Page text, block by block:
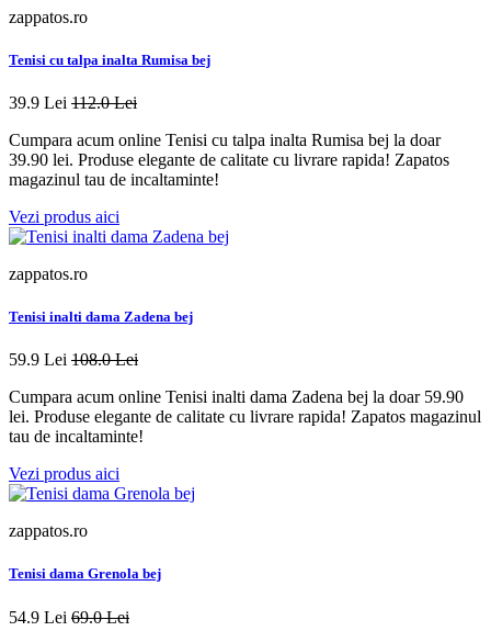
zappatos.ro
Tenisi cu talpa inalta Rumisa bej
39.9 Lei 112.0 Lei
Cumpara acum online Tenisi cu talpa inalta Rumisa bej la doar
39.90 lei. Produse elegante de calitate cu livrare rapida! Zapatos
magazinul tau de incaltaminte!
Vezi produs aici
zappatos.ro
Tenisi inalti dama Zadena bej
59.9 Lei 108.0 Lei
Cumpara acum online Tenisi inalti dama Zadena bej la doar 59.90
lei. Produse elegante de calitate cu livrare rapida! Zapatos magazinul
tau de incaltaminte!
Vezi produs aici
zappatos.ro
Tenisi dama Grenola bej
54.9 Lei 69.0 Lei